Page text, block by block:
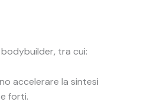
tra cui:
accelerare la sintesi
forti.